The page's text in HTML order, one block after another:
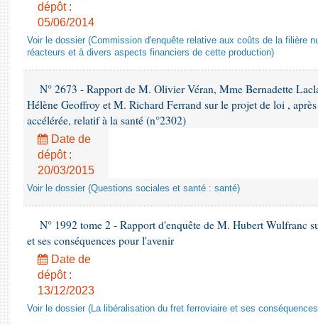
dépôt :
05/06/2014
Voir le dossier (Commission d'enquête relative aux coûts de la filière
réacteurs et à divers aspects financiers de cette production)
N° 2673 - Rapport de M. Olivier Véran, Mme Bernadette
Hélène Geoffroy et M. Richard Ferrand sur le projet de loi ,
accélérée, relatif à la santé (n°2302)
Date de
dépôt :
20/03/2015
Voir le dossier (Questions sociales et santé : santé)
N° 1992 tome 2 - Rapport d'enquête de M. Hubert Wulfranc
et ses conséquences pour l'avenir
Date de
dépôt :
13/12/2023
Voir le dossier (La libéralisation du fret ferroviaire et ses